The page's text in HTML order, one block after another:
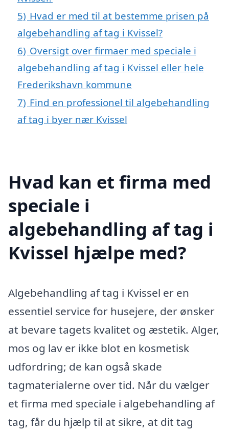
5) Hvad er med til at bestemme prisen på
algebehandling af tag i Kvissel?
6) Oversigt over firmaer med speciale i
algebehandling af tag i Kvissel eller hele
Frederikshavn kommune
7) Find en professionel til algebehandling
af tag i byer nær Kvissel
Hvad kan et firma med
speciale i
algebehandling af tag i
Kvissel hjælpe med?
Algebehandling af tag i Kvissel er en
essentiel service for husejere, der ønsker
at bevare tagets kvalitet og æstetik. Alger,
mos og lav er ikke blot en kosmetisk
udfordring; de kan også skade
tagmaterialerne over tid. Når du vælger
et firma med speciale i algebehandling af
tag, får du hjælp til at sikre, at dit tag